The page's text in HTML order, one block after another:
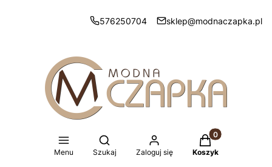
576250704 sklep@modnaczapka.pl
Menu
Otwórz wyszukiwarkę
Szukaj Zaloguj się
Produkty w
Koszyk